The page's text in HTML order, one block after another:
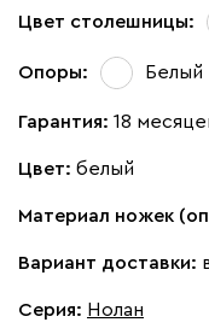
Цвет столешницы:
Опоры: Белый
Гарантия: 18
Цвет: белый
Материал ножек
Вариант доставки:
Серия: Нолан